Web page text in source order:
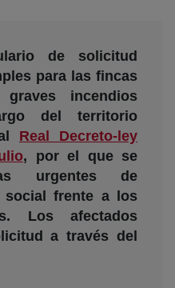
de solicitud
para las fincas
incendios
del territorio
Real Decreto-ley
, por el que se
urgentes de
social frente a los
Los afectados
a través del